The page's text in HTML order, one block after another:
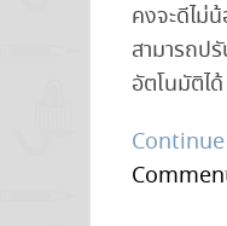
คงจะดีไม่
สามารถป
อัตโนมัติได้